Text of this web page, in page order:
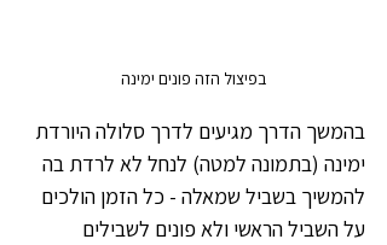
בפיצול הזה פונים ימינה
בהמשך הדרך מגיעים לדרך סלולה היורדת
ימינה (בתמונה למטה) לנחל לא לרדת בה
להמשיך בשביל שמאלה - כל הזמן הולכים
על השביל הראשי ולא פונים לשבילים